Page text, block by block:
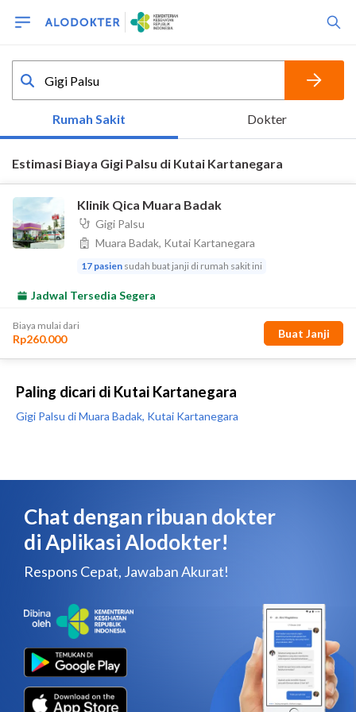
Paling dicari di Kutai Kartanegara
Gigi Palsu di Muara Badak, Kutai Kartanegara